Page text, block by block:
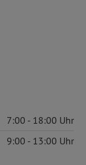
7:00 18:00
9:00 13:00